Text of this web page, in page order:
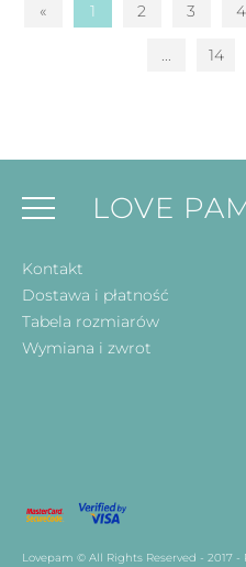
« 1 2 3 4
... 14
LOVE
Kontakt
Dostawa i płatność
Tabela rozmiarów
Wymiana i zwrot
Lovepam © All Rights Reserved - 2017 -